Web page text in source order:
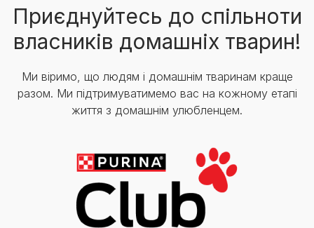
Приєднуйтесь до спільноти
власників домашніх тварин!
Ми віримо, що людям і домашнім тваринам краще
разом. Ми підтримуватимемо вас на кожному етапі
життя з домашнім улюбленцем.